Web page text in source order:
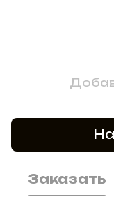
Заказать